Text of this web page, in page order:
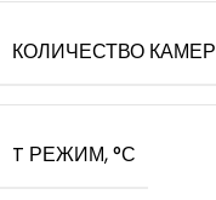
КОЛИЧЕСТВО КАМЕР
T РЕЖИМ, °С